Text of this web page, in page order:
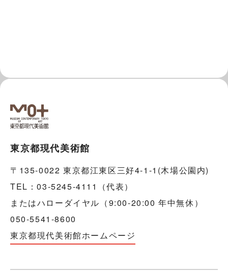
東京都現代美術館
〒135-0022 東京都江東区三好4-1-1(木場公園内)
TEL：03-5245-4111（代表）
またはハローダイヤル（9:00-20:00 年中無休）
050-5541-8600
東京都現代美術館ホームページ